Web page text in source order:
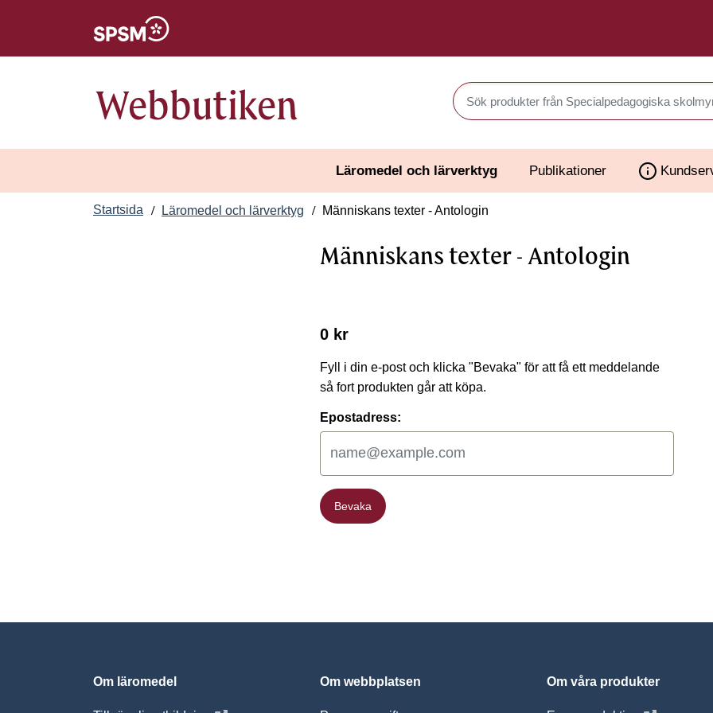
Webbutiken Sök produkter i Webbutiken
Läromedel och lärverktyg Publikationer
Startsida Läromedel och lärverktyg Människans texter - Antologin
Människans texter - Antologin
0 kr
Fyll i din e-post och klicka "Bevaka" för att få ett meddelande
så fort produkten går att köpa.
Epostadress:
Bevaka
Bevaka
Om läromedel Om webbplatsen Om våra produkter